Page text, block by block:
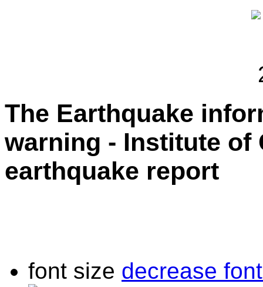
The Earthquake
warning - Institute of
earthquake report
font size decrease